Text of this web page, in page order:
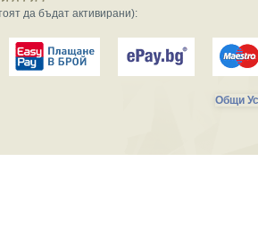
да бъдат активирани):
Общи